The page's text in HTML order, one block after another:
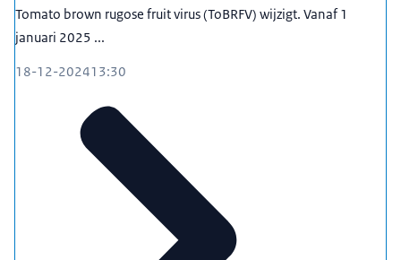
Tomato brown rugose fruit virus (ToBRFV) wijzigt. Vanaf 1
januari 2025 ...
18-12-202413:30